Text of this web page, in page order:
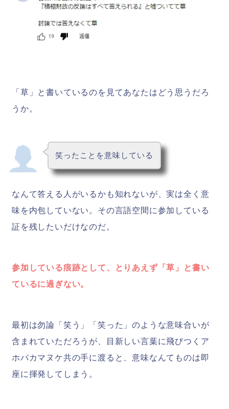
「草」と書いているのを見てあなたはどう思うだろ
うか。
笑ったことを意味している
なんて答える人がいるかも知れないが、実は全く意
味を内包していない。その言語空間に参加している
証を残したいだけなのだ。
参加している痕跡として、とりあえず「草」と書い
ているに過ぎない。
最初は勿論「笑う」「笑った」のような意味合いが
含まれていただろうが、目新しい言葉に飛びつくア
ホバカマヌケ共の手に渡ると、意味なんてものは即
座に揮発してしまう。